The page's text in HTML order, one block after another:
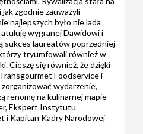
zgodnie zauważyli
najlepszych było nie lada
wygranej Dawidowi i
sukces laureatów poprzedniej
tryumfowali również w
Cieszę się również, że dzięki
Foodservice i
wydarzenie,
renomę na kulinarnej mapie
Ekspert Instytutu
i Kapitan Kadry Narodowej